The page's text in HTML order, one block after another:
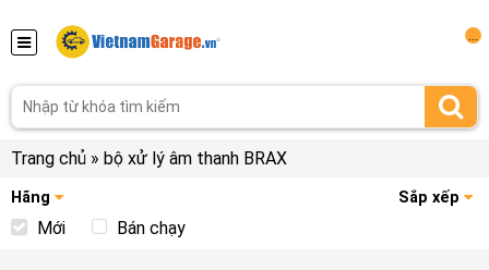
Trang chủ » bộ xử lý âm thanh BRAX
Hãng Sắp xếp
Mới Bán chạy